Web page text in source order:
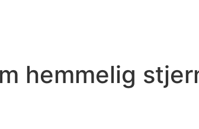
hemmelig